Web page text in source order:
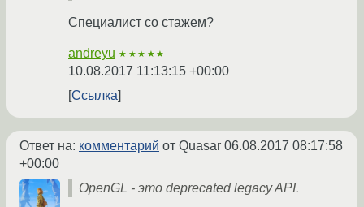
Специалист со стажем?
andreyu ★★★★★
10.08.2017 11:13:15 +00:00
Ссылка
Ответ на: комментарий от Quasar 06.08.2017 08:17:58
+00:00
OpenGL - это deprecated legacy API.